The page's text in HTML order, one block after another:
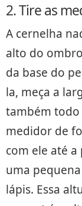
2. Tire as
A cernelha
alto do
da base do
la, meça a
também todo
medidor de
com ele até
uma
lápis. Essa